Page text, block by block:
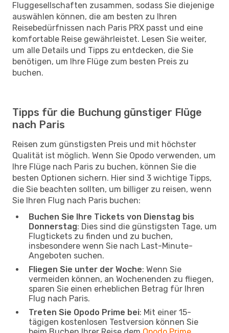
Fluggesellschaften zusammen, sodass Sie diejenige
auswählen können, die am besten zu Ihren
Reisebedürfnissen nach Paris PRX passt und eine
komfortable Reise gewährleistet. Lesen Sie weiter,
um alle Details und Tipps zu entdecken, die Sie
benötigen, um Ihre Flüge zum besten Preis zu
buchen.
Tipps für die Buchung günstiger Flüge
nach Paris
Reisen zum günstigsten Preis und mit höchster
Qualität ist möglich. Wenn Sie Opodo verwenden, um
Ihre Flüge nach Paris zu buchen, können Sie die
besten Optionen sichern. Hier sind 3 wichtige Tipps,
die Sie beachten sollten, um billiger zu reisen, wenn
Sie Ihren Flug nach Paris buchen:
Buchen Sie Ihre Tickets von Dienstag bis
Donnerstag: Dies sind die günstigsten Tage, um
Flugtickets zu finden und zu buchen,
insbesondere wenn Sie nach Last-Minute-
Angeboten suchen.
Fliegen Sie unter der Woche: Wenn Sie
vermeiden können, an Wochenenden zu fliegen,
sparen Sie einen erheblichen Betrag für Ihren
Flug nach Paris.
Treten Sie Opodo Prime bei: Mit einer 15-
tägigen kostenlosen Testversion können Sie